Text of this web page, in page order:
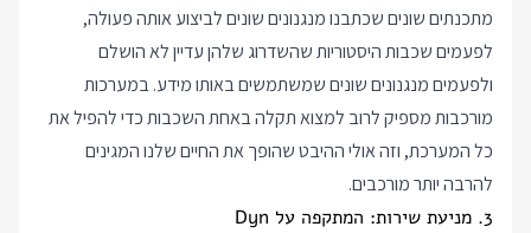
מתכנתים שונים שכתבנו מנגנונים שונים לביצוע אותה פעולה,
לפעמים שכבות היסטוריות שהשדרוג שלהן עדיין לא הושלם
ולפעמים מנגנונים שונים שמשתמשים באותו מידע. במערכות
מורכבות מספיק לרוב למצוא תקלה באחת השכבות כדי להפיל את
כל המערכת, וזה אולי ההיבט שהופך את החיים שלנו המגינים
להרבה יותר מורכבים.
3. מניעת שירות: המתקפה על Dyn